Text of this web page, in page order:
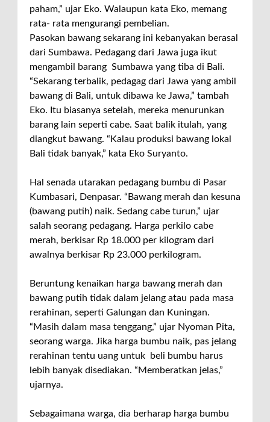
paham,” ujar Eko. Walaupun kata Eko, memang
rata- rata mengurangi pembelian.
Pasokan bawang sekarang ini kebanyakan berasal
dari Sumbawa. Pedagang dari Jawa juga ikut
mengambil barang Sumbawa yang tiba di Bali.
“Sekarang terbalik, pedagag dari Jawa yang ambil
bawang di Bali, untuk dibawa ke Jawa,” tambah
Eko. Itu biasanya setelah, mereka menurunkan
barang lain seperti cabe. Saat balik itulah, yang
diangkut bawang. “Kalau produksi bawang lokal
Bali tidak banyak,” kata Eko Suryanto.
Hal senada utarakan pedagang bumbu di Pasar
Kumbasari, Denpasar. “Bawang merah dan kesuna
(bawang putih) naik. Sedang cabe turun,” ujar
salah seorang pedagang. Harga perkilo cabe
merah, berkisar Rp 18.000 per kilogram dari
awalnya berkisar Rp 23.000 perkilogram.
Beruntung kenaikan harga bawang merah dan
bawang putih tidak dalam jelang atau pada masa
rerahinan, seperti Galungan dan Kuningan.
“Masih dalam masa tenggang,” ujar Nyoman Pita,
seorang warga. Jika harga bumbu naik, pas jelang
rerahinan tentu uang untuk beli bumbu harus
lebih banyak disediakan. “Memberatkan jelas,”
ujarnya.
Sebagaimana warga, dia berharap harga bumbu